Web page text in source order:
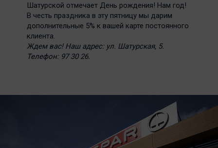
Шатурской отмечает День рождения! Нам год!
В честь праздника в эту пятницу мы дарим
дополнительные 5% к вашей карте постоянного
клиента.
Ждем вас! Наш адрес: ул. Шатурская, 5.
Телефон: 97 30 26.